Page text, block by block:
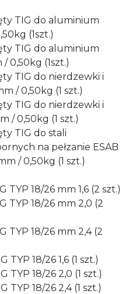
TIG do aluminium
(1szt.)
TIG do aluminium
/ 0,50kg (1szt.)
TIG do nierdzewki i
/ 0,50kg (1 szt.)
TIG do nierdzewki i
/ 0,50kg (1 szt.)
TIG do stali
na pełzanie ESAB
/ 0,50kg (1 szt.)
TYP 18/26 mm 1,6 (2 szt.)
TYP 18/26 mm 2,0 (2
TYP 18/26 mm 2,4 (2
TYP 18/26 1,6 (1 szt.)
TYP 18/26 2,0 (1 szt.)
TYP 18/26 2,4 (1 szt.)